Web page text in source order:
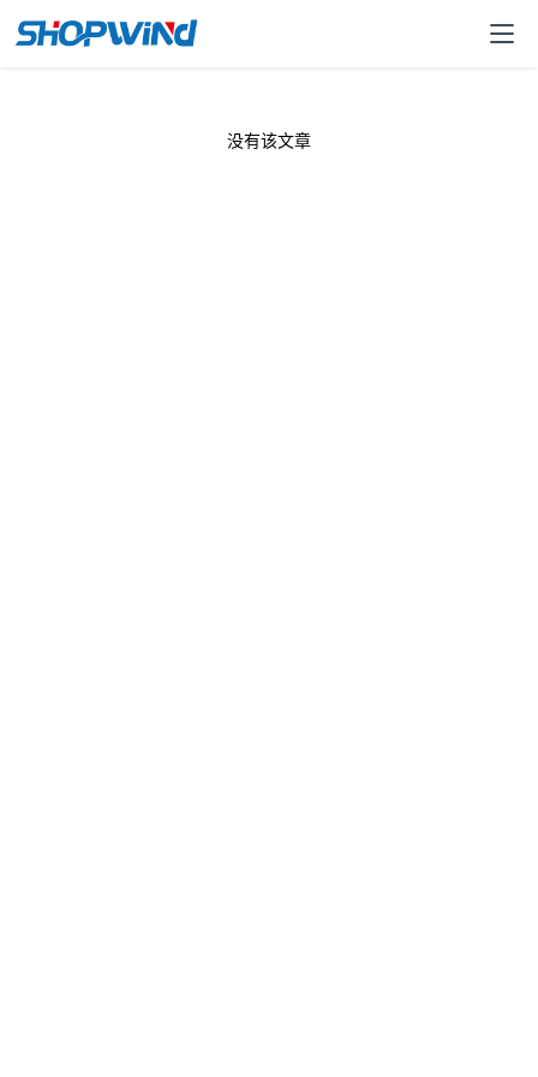
没有该文章